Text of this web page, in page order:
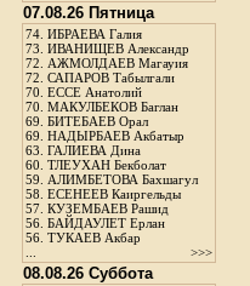
07.08.26 Пятница
74. ИБРАЕВА Галия
73. ИВАНИЩЕВ Александр
72. АЖМОЛДАЕВ Магауия
72. САПАРОВ Табылгали
70. ЕССЕ Анатолий
70. МАКУЛБЕКОВ Баглан
69. БИТЕБАЕВ Орал
69. НАДЫРБАЕВ Акбатыр
63. ГАЛИЕВА Дина
60. ТЛЕУХАН Бекболат
59. АЛИМБЕТОВА Бахшагул
58. ЕСЕНЕЕВ Каиргельды
57. КУЗЕМБАЕВ Рашид
56. БАЙДАУЛЕТ Ерлан
56. ТУКАЕВ Акбар
>>>
08.08.26 Суббота